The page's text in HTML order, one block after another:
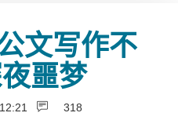
文写作不
噩梦
318